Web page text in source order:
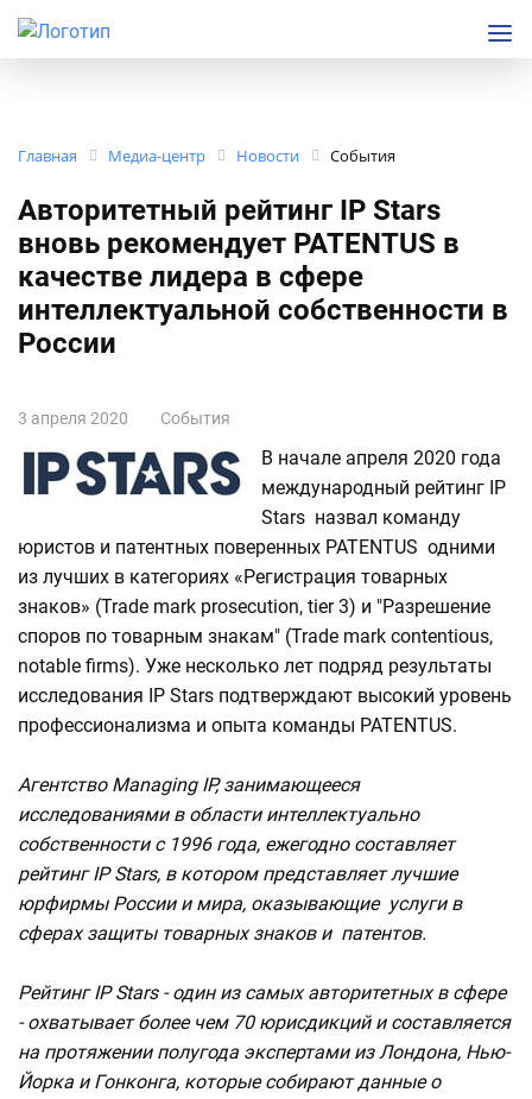
Главная Медиа-центр Новости События
Авторитетный рейтинг IP Stars
вновь рекомендует PATENTUS в
качестве лидера в сфере
интеллектуальной собственности в
России
3 апреля 2020 События
В начале апреля 2020 года
международный рейтинг IP
Stars назвал команду
юристов и патентных поверенных PATENTUS одними
из лучших в категориях «Регистрация товарных
знаков» (Trade mark prosecution, tier 3) и "Разрешение
споров по товарным знакам" (Trade mark contentious,
notable firms). Уже несколько лет подряд результаты
исследования IP Stars подтверждают высокий уровень
профессионализма и опыта команды PATENTUS.
Агентство Managing IP, занимающееся
исследованиями в области интеллектуально
собственности с 1996 года, ежегодно составляет
рейтинг IP Stars, в котором представляет лучшие
юрфирмы России и мира, оказывающие услуги в
сферах защиты товарных знаков и патентов.
Рейтинг IP Stars - один из самых авторитетных в сфере
- охватывает более чем 70 юрисдикций и составляется
на протяжении полугода экспертами из Лондона, Нью-
Йорка и Гонконга, которые собирают данные о